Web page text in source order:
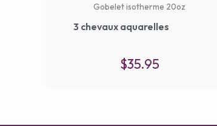
Gobelet isotherme 20oz
3 chevaux aquarelles
$35.95